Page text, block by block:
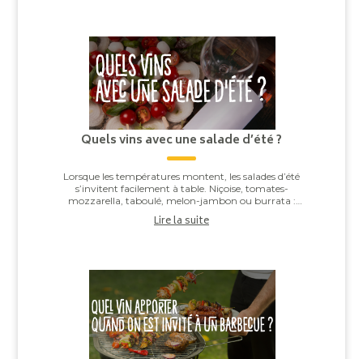
Quels vins avec une salade d’été ?
Lorsque les températures montent, les salades d’été
s’invitent facilement à table. Niçoise, tomates-
mozzarella, taboulé, melon-jambon ou burrata :
Lire la suite